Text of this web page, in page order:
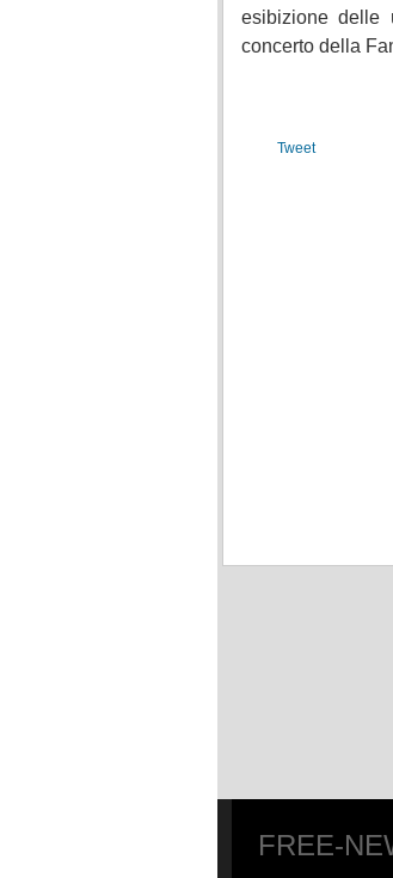
esibizione
concerto della
Tweet
FREE-